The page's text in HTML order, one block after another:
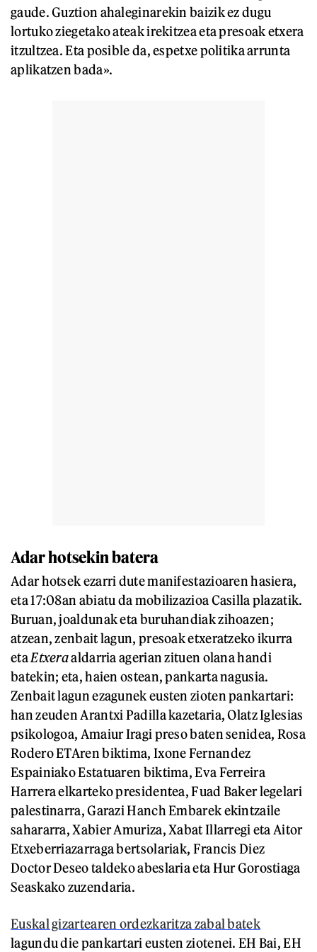
gaude. Guztion ahaleginarekin baizik ez dugu
lortuko ziegetako ateak irekitzea eta presoak etxera
itzultzea. Eta posible da, espetxe politika arrunta
aplikatzen bada».
Adar hotsekin batera
Adar hotsek ezarri dute manifestazioaren hasiera,
eta 17:08an abiatu da mobilizazioa Casilla plazatik.
Buruan, joaldunak eta buruhandiak zihoazen;
atzean, zenbait lagun, presoak etxeratzeko ikurra
etaEtxeraaldarria agerian zituen olana handi
batekin; eta, haien ostean, pankarta nagusia.
Zenbait lagun ezagunek eusten zioten pankartari:
han zeuden Arantxi Padilla kazetaria, Olatz Iglesias
psikologoa, Amaiur Iragi preso baten senidea, Rosa
Rodero ETAren biktima, Ixone Fernandez
Espainiako Estatuaren biktima, Eva Ferreira
Harrera elkarteko presidentea, Fuad Baker legelari
palestinarra, Garazi Hanch Embarek ekintzaile
sahararra, Xabier Amuriza, Xabat Illarregi eta Aitor
Etxeberriazarraga bertsolariak, Francis Diez
Doctor Deseo taldeko abeslaria eta Hur Gorostiaga
Seaskako zuzendaria.
Euskal gizartearen ordezkaritza zabal batek
lagundu die pankartari eusten ziotenei. EH Bai, EH